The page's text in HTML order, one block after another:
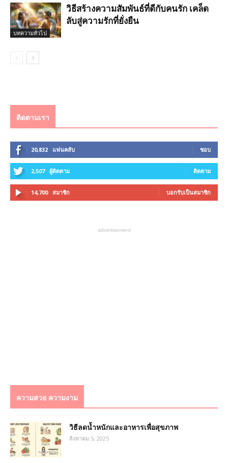
บทความทั่วไป
วิธีสร้างความสัมพันธ์ที่ดีกับคนรัก เคล็ด
ลับสู่ความรักที่ยั่งยืน
ติดตามเรา
20,832 แฟนคลับ ชอบ
2,507 ผู้ติดตาม ติดตาม
14,700 สมาชิก บอกรับเป็นสมาชิก
advertisement
ความสวย ความงาม
วิธีลดน้ำหนักและอาหารเพื่อสุขภาพ
สิงหาคม 5, 2025